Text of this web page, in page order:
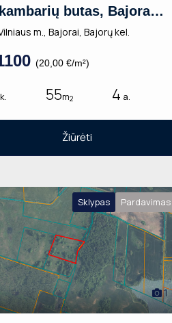
3 kambarių butas, Bajorai, Bajorų kel., 55m², 4 aukštas, €1100
m., Bajorai, Bajorų kel.
(20,00 €/m²)
k. 55m2 4 a.
Žiūrėti
Sklypas Pardavimas
1